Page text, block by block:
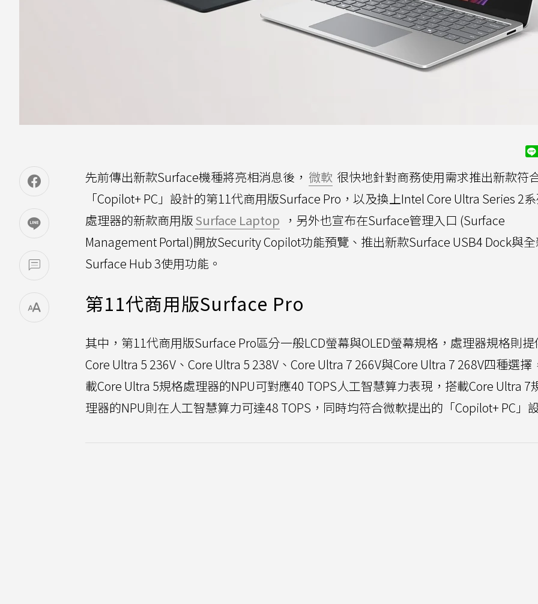
先前傳出新款Surface機種將亮相消息後， 微軟 很快地針對商務使用需求推出新款符
「Copilot+ PC」設計的第11代商用版Surface Pro，以及換上Intel Core Ultra Series 2
處理器的新款商用版Surface Laptop ，另外也宣布在Surface管理入口 (Surface
Management Portal)開放Security Copilot功能預覽、推出新款Surface USB4 Dock與
Surface Hub 3使用功能。
第11代商用版Surface Pro
其中，第11代商用版Surface Pro區分一般LCD螢幕與OLED螢幕規格，處理器規格則
Core Ultra 5 236V、Core Ultra 5 238V、Core Ultra 7 266V與Core Ultra 7 268V四種選擇
載Core Ultra 5規格處理器的NPU可對應40 TOPS人工智慧算力表現，搭載Core Ultra 7
理器的NPU則在人工智慧算力可達48 TOPS，同時均符合微軟提出的「Copilot+ PC」